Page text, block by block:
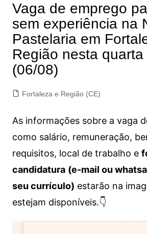
Vaga de emprego
sem experiência na
Pastelaria em
Região nesta quarta
(06/08)
Fortaleza e Região (CE)
As informações sobre a vaga
como salário, remuneração,
requisitos, local de trabalho e
candidatura (e-mail ou
seu currículo) estarão na
estejam disponíveis.👇